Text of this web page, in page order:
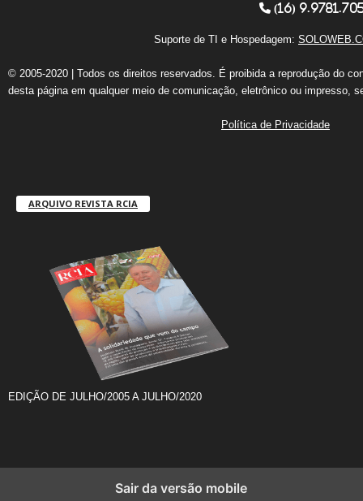
(16)
Suporte de TI e Hospedagem:
© 2005-2020 | Todos os direitos reservados. É proibida a reprodução do
desta página em qualquer meio de comunicação, eletrônico ou impresso,
Política de Privacidade
ARQUIVO REVISTA RCIA
EDIÇÃO DE JULHO/2005 A JULHO/2020
Sair da versão mobile